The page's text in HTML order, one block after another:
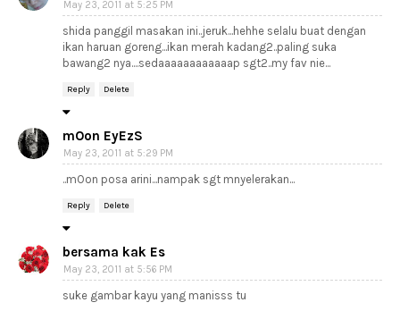
May 23, 2011 at 5:25 PM
shida panggil masakan ini..jeruk...hehhe selalu buat dengan
ikan haruan goreng...ikan merah kadang2..paling suka
bawang2 nya....sedaaaaaaaaaaaap sgt2..my fav nie...
Reply Delete
mOon EyEzS
May 23, 2011 at 5:29 PM
..mOon posa arini...nampak sgt mnyelerakan...
Reply Delete
bersama kak Es
May 23, 2011 at 5:56 PM
suke gambar kayu yang manisss tu